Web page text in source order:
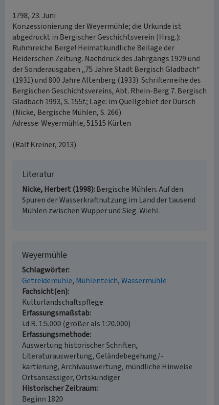
1798, 23. Juni
Konzessionierung der Weyermühle; die Urkunde ist
abgedruckt in Bergischer Geschichtsverein (Hrsg.):
Ruhmreiche Berge! Heimatkundliche Beilage der
Heiderschen Zeitung. Nachdruck des Jahrgangs 1929 und
der Sonderausgaben „75 Jahre Stadt Bergisch Gladbach“
(1931) und 800 Jahre Altenberg (1933). Schriftenreihe des
Bergischen Geschichtsvereins, Abt. Rhein-Berg 7. Bergisch
Gladbach 1993, S. 155f.; Lage: im Quellgebiet der Dürsch
(Nicke, Bergische Mühlen, S. 266).
Adresse: Weyermühle, 51515 Kürten
(Ralf Kreiner, 2013)
Literatur
Nicke, Herbert (1998) Bergische Mühlen. Auf den
Spuren der Wasserkraftnutzung im Land der tausend
Mühlen zwischen Wupper und Sieg. Wiehl.
Weyermühle
Schlagwörter
Getreidemühle Mühlenteich Wassermühle
Fachsicht(en)
Kulturlandschaftspflege
Erfassungsmaßstab
i.d.R. 1:5.000 (größer als 1:20.000)
Erfassungsmethode
Auswertung historischer Schriften,
Literaturauswertung, Geländebegehung/-
kartierung, Archivauswertung, mündliche Hinweise
Ortsansässiger, Ortskundiger
Historischer Zeitraum
Beginn 1820